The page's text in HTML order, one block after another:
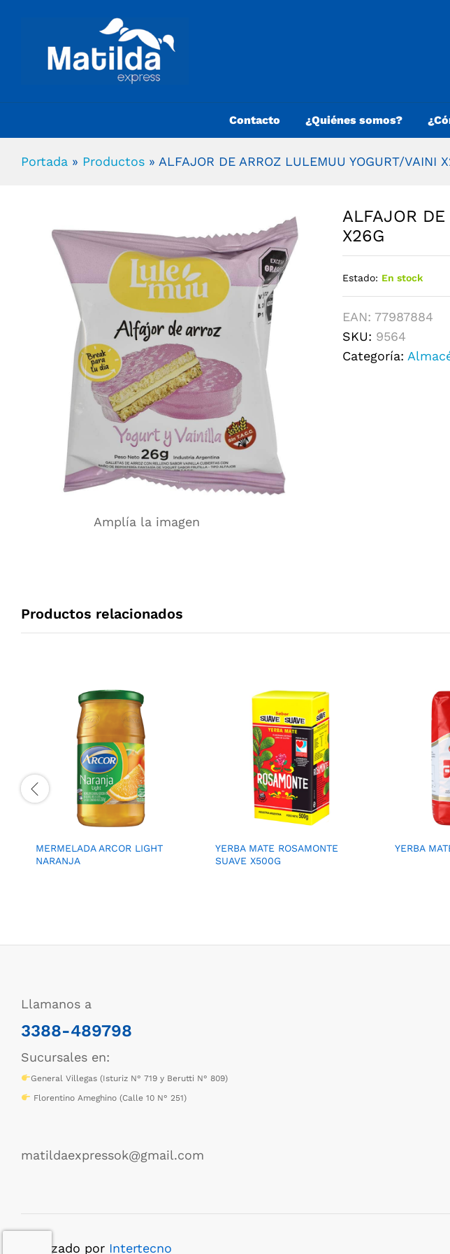
Contacto ¿Quiénes somos?
Portada » Productos » ALFAJOR DE ARROZ LULEMUU YOGURT/VAINI
Amplía la imagen
ALFAJOR
X26G
Estado: En stock
EAN: 77987884
SKU: 9564
Categoría:
Productos relacionados
MERMELADA ARCOR LIGHT
NARANJA
YERBA MATE ROSAMONTE
SUAVE X500G
YERBA
Llamanos a
3388-489798
Sucursales en:
General Villegas (Isturiz N° 719 y Berutti N° 809)
Florentino Ameghino (Calle 10 N° 251)
matildaexpressok@gmail.com
Realizado por Intertecno